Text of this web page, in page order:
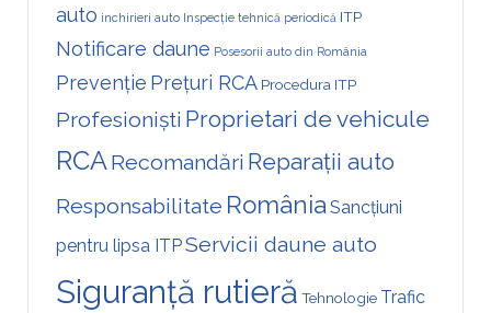
auto inchirieri auto Inspecție tehnică periodică ITP
Notificare daune Posesorii auto din România
Prevenție Prețuri RCA Procedura ITP
Profesioniști Proprietari de vehicule
RCARecomandări Reparații auto
Responsabilitate România Sancțiuni
pentru lipsa ITPServicii daune auto
Siguranță rutieră Tehnologie Trafic